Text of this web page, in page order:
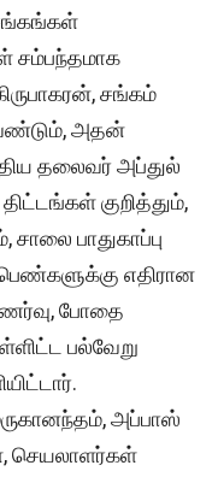
சம்பந்தமாக
சங்கம்
அதன்
தலைவர் அப்துல்
குறித்தும்,
சாலை பாதுகாப்பு
பெண்களுக்கு எதிரான
போதை
பல்வேறு
அப்பாஸ்
செயலாளர்கள்